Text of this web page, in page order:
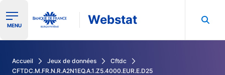
Ouvrir le menu de navigation
MENU Webstat
Accueil Jeux de données
Cftdc
CFTDC.M.FR.N.R.A2N1EQ.A.1.Z5.4000.EUR.E.D25